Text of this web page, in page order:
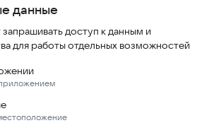
данные
доступ к данным и
для работы отдельных возможностей